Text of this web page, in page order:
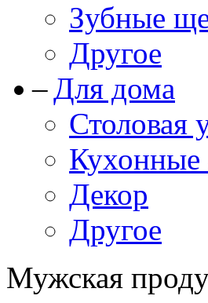
Зубные
Другое
Для дома
Столовая
Кухонные
Декор
Другое
Мужская